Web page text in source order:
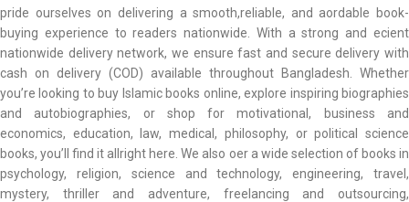
pride ourselves on delivering a smooth,reliable, and aordable book-
buying experience to readers nationwide. With a strong and ecient
nationwide delivery network, we ensure fast and secure delivery with
cash on delivery (COD) available throughout Bangladesh. Whether
you’re looking to buy Islamic books online, explore inspiring biographies
and autobiographies, or shop for motivational, business and
economics, education, law, medical, philosophy, or political science
books, you’ll find it allright here. We also oer a wide selection of books in
psychology, religion, science and technology, engineering, travel,
mystery, thriller and adventure, freelancing and outsourcing,